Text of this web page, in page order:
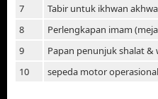
7
Tabir untuk ikhwan
8
Perlengkapan imam
9
Papan penunjuk shalat
10
sepeda motor